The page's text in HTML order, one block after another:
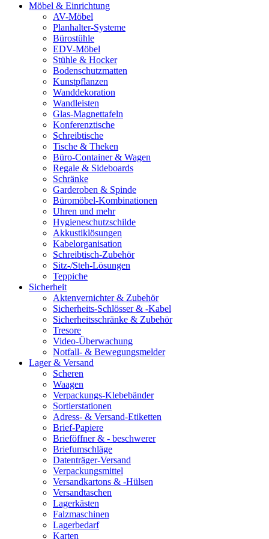
Möbel & Einrichtung
AV-Möbel
Planhalter-Systeme
Bürostühle
EDV-Möbel
Stühle & Hocker
Bodenschutzmatten
Kunstpflanzen
Wanddekoration
Wandleisten
Glas-Magnettafeln
Konferenztische
Schreibtische
Tische & Theken
Büro-Container & Wagen
Regale & Sideboards
Schränke
Garderoben & Spinde
Büromöbel-Kombinationen
Uhren und mehr
Hygieneschutzschilde
Akkustiklösungen
Kabelorganisation
Schreibtisch-Zubehör
Sitz-/Steh-Lösungen
Teppiche
Sicherheit
Aktenvernichter & Zubehör
Sicherheits-Schlösser & -Kabel
Sicherheitsschränke & Zubehör
Tresore
Video-Überwachung
Notfall- & Bewegungsmelder
Lager & Versand
Scheren
Waagen
Verpackungs-Klebebänder
Sortierstationen
Adress- & Versand-Etiketten
Brief-Papiere
Brieföffner & - beschwerer
Briefumschläge
Datenträger-Versand
Verpackungsmittel
Versandkartons & -Hülsen
Versandtaschen
Lagerkästen
Falzmaschinen
Lagerbedarf
Karten